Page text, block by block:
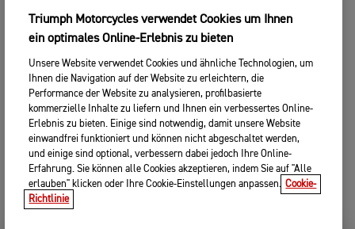
Triumph Motorcycles verwendet Cookies um Ihnen
ein optimales Online-Erlebnis zu bieten
Unsere Website verwendet Cookies und ähnliche Technologien, um
Ihnen die Navigation auf der Website zu erleichtern, die
Performance der Website zu analysieren, profilbasierte
kommerzielle Inhalte zu liefern und Ihnen ein verbessertes Online-
Erlebnis zu bieten. Einige sind notwendig, damit unsere Website
einwandfrei funktioniert und können nicht abgeschaltet werden,
und einige sind optional, verbessern dabei jedoch Ihre Online-
Erfahrung. Sie können alle Cookies akzeptieren, indem Sie auf "Alle
erlauben" klicken oder Ihre Cookie-Einstellungen anpassen. Cookie-
Richtlinie